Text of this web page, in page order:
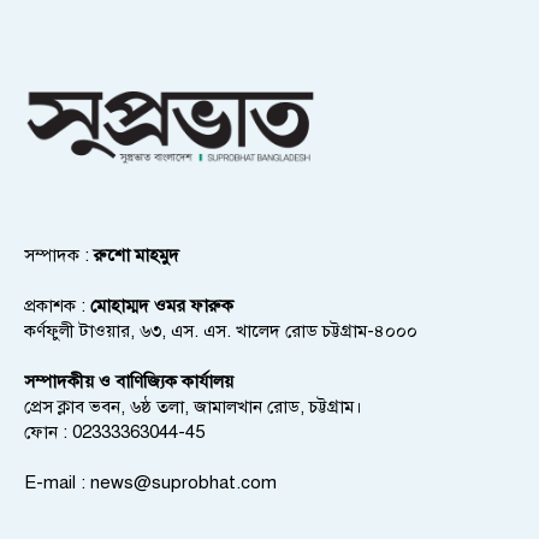
সম্পাদক :রুশো মাহমুদ
প্রকাশক : মোহাম্মদ ওমর ফারুক
কর্ণফুলী টাওয়ার, ৬৩, এস. এস. খালেদ রোড চট্টগ্রাম-৪০০০
সম্পাদকীয় ও বাণিজ্যিক কার্যালয়
প্রেস ক্লাব ভবন, ৬ষ্ঠ তলা, জামালখান রোড, চট্টগ্রাম।
ফোন : 02333363044-45
E-mail : news@suprobhat.com